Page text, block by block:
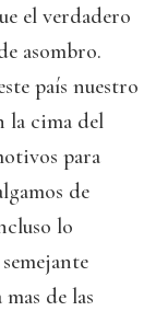
el verdadero
asombro.
país nuestro
la cima del
para
de
lo
de las